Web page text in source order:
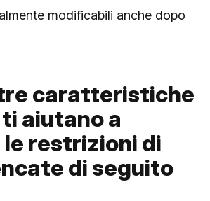
modificabili anche dopo
caratteristiche
aiutano a
restrizioni di
di seguito